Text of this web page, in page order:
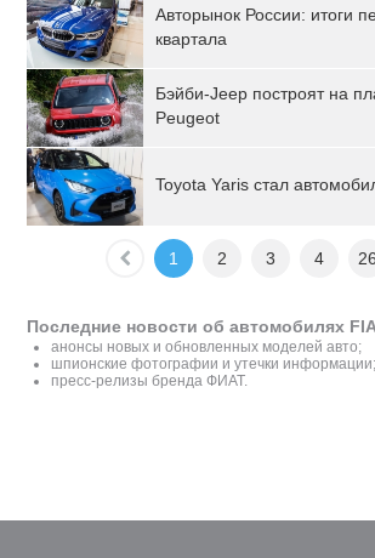
Авторынок России: итоги
квартала
Бэйби-Jeep построят на
Peugeot
Toyota Yaris стал
1 2 3 4 26
Последние новости об автомобилях
анонсы новых и обновленных моделей авто;
шпионские фотографии и утечки информации;
пресс-релизы бренда ФИАТ.